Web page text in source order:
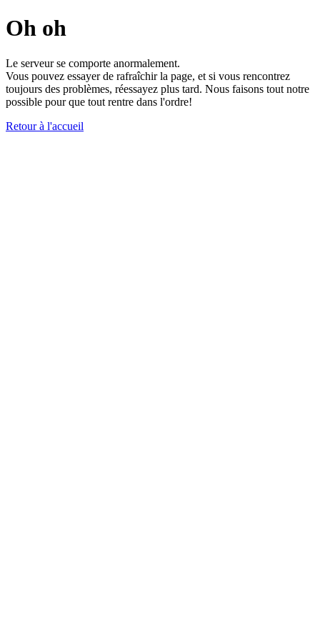
Oh oh
Le serveur se comporte anormalement.
Vous pouvez essayer de rafraîchir la page, et si vous rencontrez
toujours des problèmes, réessayez plus tard. Nous faisons tout notre
possible pour que tout rentre dans l'ordre!
Retour à l'accueil